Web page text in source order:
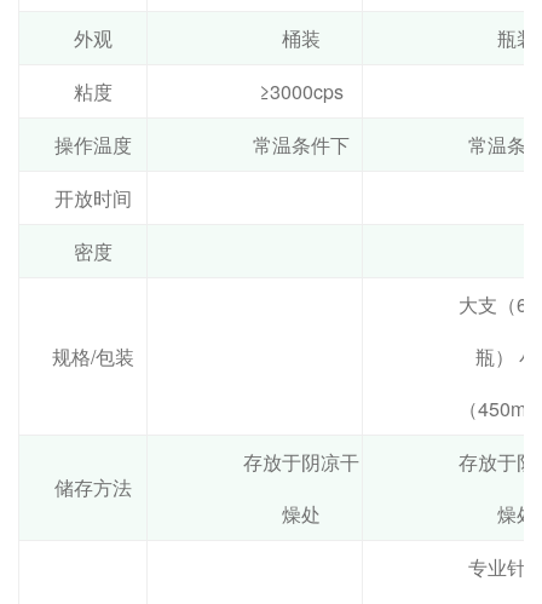
外观 桶装
瓶装
粘度
≥3000cps
操作温度
常温条件下
常温条
开放时间
密度
规格/包装
大支（
瓶）
（
储存方法
存放于阴凉干
燥处
存放于阴
燥处
专业针